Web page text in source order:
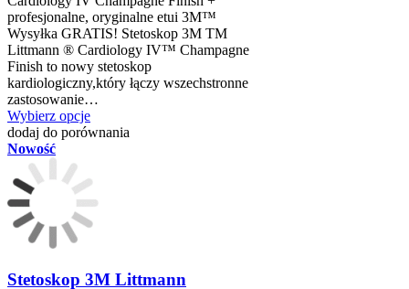
profesjonalne, oryginalne etui 3M™
Wysyłka GRATIS! Stetoskop 3M TM
Littmann ® Cardiology IV™ Champagne
Finish to nowy stetoskop
kardiologiczny,który łączy wszechstronne
zastosowanie…
Wybierz opcje
dodaj do porównania
Nowość
Stetoskop 3M Littmann